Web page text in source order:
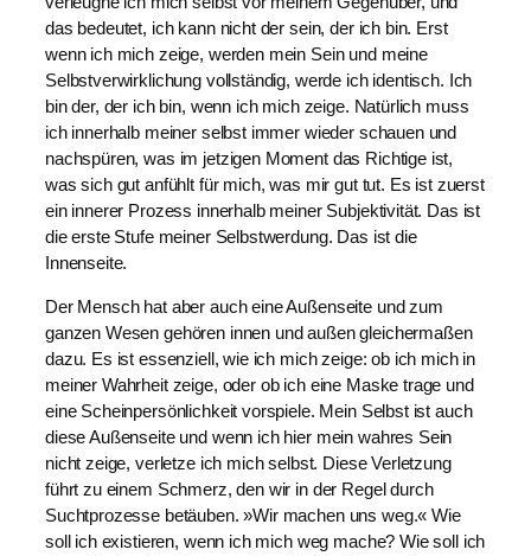
das bedeutet, ich kann nicht der sein, der ich bin. Erst
wenn ich mich zeige, werden mein Sein und meine
Selbstverwirklichung vollständig, werde ich identisch. Ich
bin der, der ich bin, wenn ich mich zeige. Natürlich muss
ich innerhalb meiner selbst immer wieder schauen und
nachspüren, was im jetzigen Moment das Richtige ist,
was sich gut anfühlt für mich, was mir gut tut. Es ist zuerst
ein innerer Prozess innerhalb meiner Subjektivität. Das ist
die erste Stufe meiner Selbstwerdung. Das ist die
Innenseite.
Der Mensch hat aber auch eine Außenseite und zum
ganzen Wesen gehören innen und außen gleichermaßen
dazu. Es ist essenziell, wie ich mich zeige: ob ich mich in
meiner Wahrheit zeige, oder ob ich eine Maske trage und
eine Scheinpersönlichkeit vorspiele. Mein Selbst ist auch
diese Außenseite und wenn ich hier mein wahres Sein
nicht zeige, verletze ich mich selbst. Diese Verletzung
führt zu einem Schmerz, den wir in der Regel durch
Suchtprozesse betäuben. »Wir machen uns weg.« Wie
soll ich existieren, wenn ich mich weg mache? Wie soll ich